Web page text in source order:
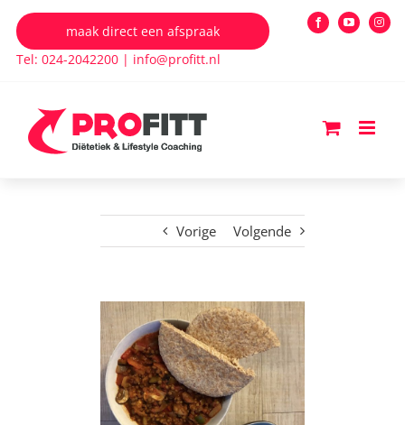
naar
inhoud
maak direct een afspraak
Tel: 024-2042200| info@profitt.nl
FacebookYouTube
Vorige Volgende
Bekijk
grotere
afbeelding